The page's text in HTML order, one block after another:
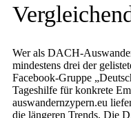
Wer als DACH-
mindestens drei der
Facebook-Gruppe
Tageshilfe für konkrete
auswandernzypern.eu
die längeren Trends. Die